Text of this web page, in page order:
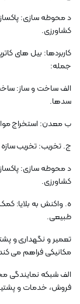
د محوطه سازی:
کشاورزی.
کاربردها: بیل های
جمله:
الف ساخت و ساز:
سدها.
ب معدن: استخراج
ج. تخریب: تخریب
د محوطه سازی:
کشاورزی.
ه. واکنش به بلایا:
طبیعی.
تعمیر و نگهداری و
مکانیکی فراهم می
الف شبکه نمایندگی
فروش، خدمات و